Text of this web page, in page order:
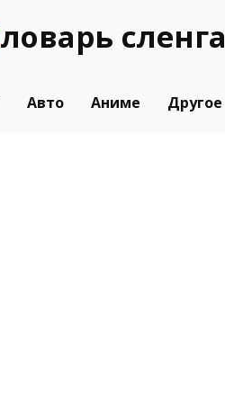
Словарь сленга
Авто Аниме Другое